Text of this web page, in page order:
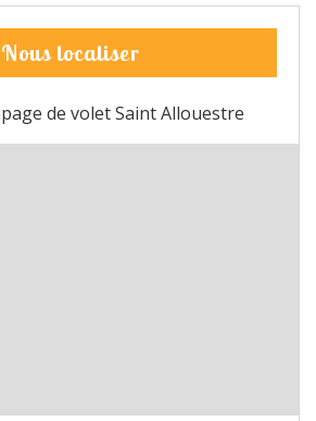
Nous localiser
de volet Saint Allouestre